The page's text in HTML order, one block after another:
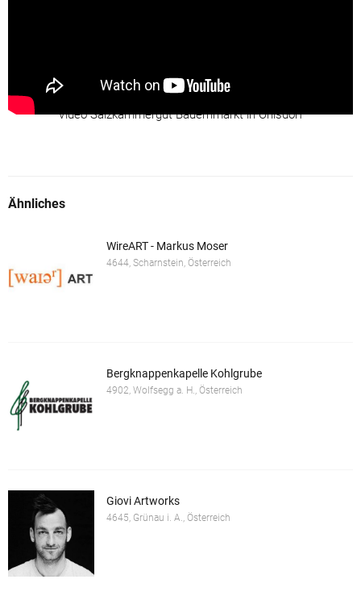
Video Salzkammergut Bauernmarkt in Ohlsdorf
Ähnliches
WireART - Markus Moser
4644, Scharnstein, Österreich
Bergknappenkapelle Kohlgrube
4902, Wolfsegg a. H., Österreich
Giovi Artworks
4645, Grünau i. A., Österreich